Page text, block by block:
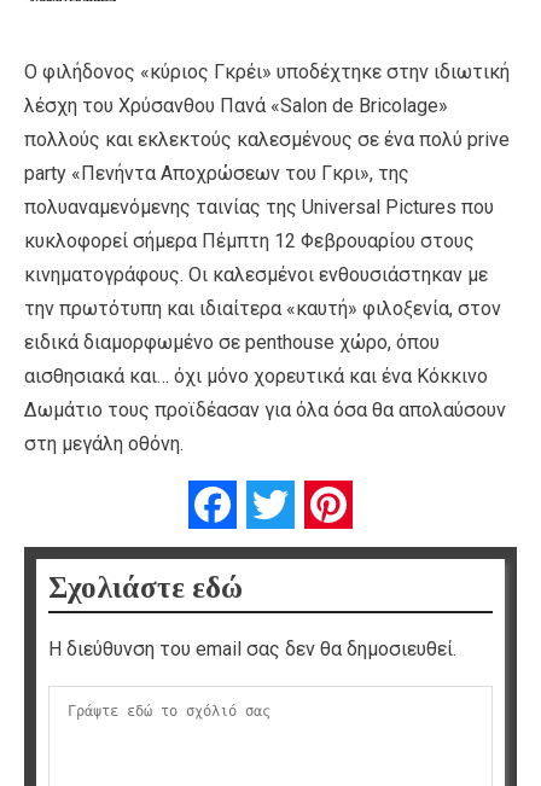
Ο φιλήδονος «κύριος Γκρέι» υποδέχτηκε στην ιδιωτική
λέσχη του Χρύσανθου Πανά «Salon de Bricolage»
πολλούς και εκλεκτούς καλεσμένους σε ένα πολύ prive
party «Πενήντα Αποχρώσεων του Γκρι», της
πολυαναμενόμενης ταινίας της Universal Pictures που
κυκλοφορεί σήμερα Πέμπτη 12 Φεβρουαρίου στους
κινηματογράφους. Οι καλεσμένοι ενθουσιάστηκαν με
την πρωτότυπη και ιδιαίτερα «καυτή» φιλοξενία, στον
ειδικά διαμορφωμένο σε penthouse χώρο, όπου
αισθησιακά και… όχι μόνο χορευτικά και ένα Κόκκινο
Δωμάτιο τους προϊδέασαν για όλα όσα θα απολαύσουν
στη μεγάλη οθόνη.
FacebookTwitter
Σχολιάστε εδώ
Η διεύθυνση του email σας δεν θα δημοσιευθεί.